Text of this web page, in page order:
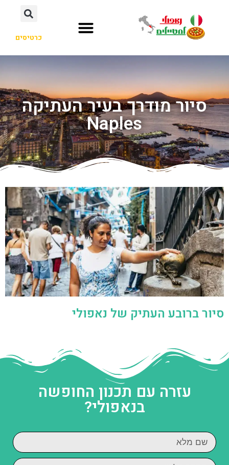
כרטיסים
סיור מודרך בעיר העתיקה
Naples
סיור ברובע העתיק של נאפולי
עזרה עם תכנון החופשה
בנאפולי?